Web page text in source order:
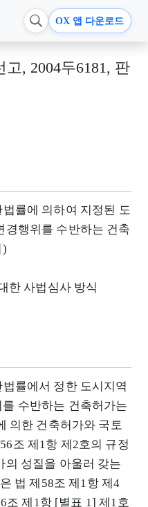
OX 앱 다운로드
고, 2004두6181, 판
률에 의하여 지정된 도
경행위를 수반하는 건축
)
한 사법심사 방식
률에서 정한 도시지역
수반하는 건축허가는
의한 건축허가와 국토
조 제1항 제2호의 규정
의 성질을 아울러 갖는
법 제58조 제1항 제4
조 제1항 [별표 1] 제1호